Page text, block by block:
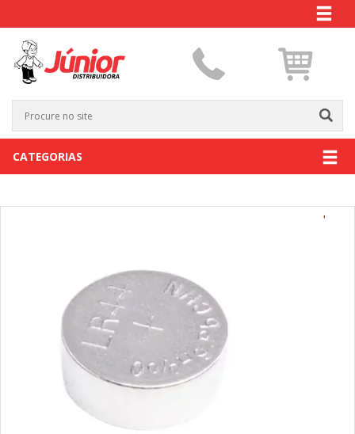
CATEGORIAS